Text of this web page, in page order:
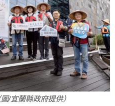
/宜蘭縣政府提供）